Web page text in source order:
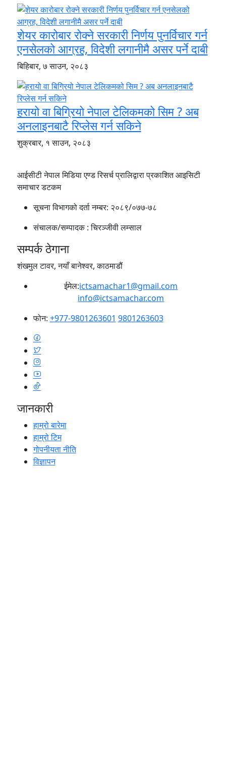
शेयर कारोबार रोक्ने सरकारी निर्णय पुनर्विचार गर्न
एनसेलको आग्रह, विदेशी लगानीमै असर पर्ने दाबी
बिहिबार, ७ साउन, २०८३
हरायो वा बिग्रियो नेपाल टेलिकमको सिम ? अब
अनलाइनबाटै रिप्लेस गर्न सकिने
शुक्रबार, १ साउन, २०८३
आईसीटी नेपाल मिडिया एण्ड रिसर्च प्रालिद्वारा प्रकाशित आइसिटी
समाचार डटकम
सूचना विभागको दर्ता नम्बर: २०८९/०७७-७८
संचालक/सम्पादक :चिरञ्जीवी लम्साल
सम्पर्क ठेगाना
शंखमुल टावर, नयाँ बानेश्वर, काठमाडौं
ईमेल:ictsamachar1@gmail.com
info@ictsamachar.com
फोन: +977-9801263601 9801263603
जानकारी
हाम्रो बारेमा
हाम्रो टिम
गोपनीयता नीति
विज्ञापन